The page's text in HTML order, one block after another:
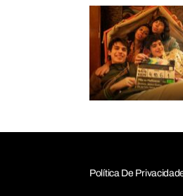
Política De